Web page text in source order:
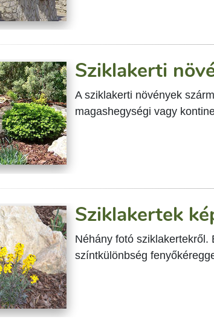
Sziklakerti
A sziklakerti növények
magashegységi vagy
Sziklakertek
Néhány fotó
színtkülönbség